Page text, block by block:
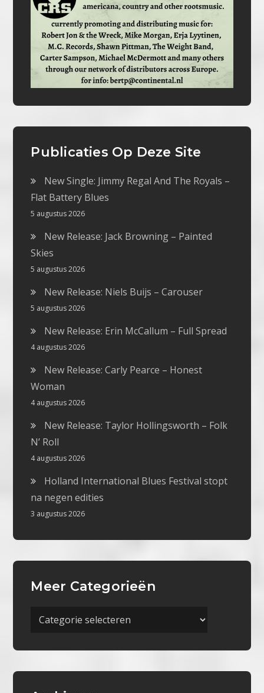
Publicaties Op Deze Site
New Single: Jimmy Regal And The Royals –
Flat Battery Blues
5 augustus 2026
New Release: Jack Browning – Painted
Skies
5 augustus 2026
New Release: Niels Buijs – Carouser
5 augustus 2026
New Release: Erin McCallum – Full Spread
4 augustus 2026
New Release: Carly Pearce – Honest
Woman
4 augustus 2026
New Release: Taylor Hollingsworth – Folk
N’ Roll
4 augustus 2026
Holland International Blues Festival stopt
na negen edities
3 augustus 2026
Meer Categorieën
Meer